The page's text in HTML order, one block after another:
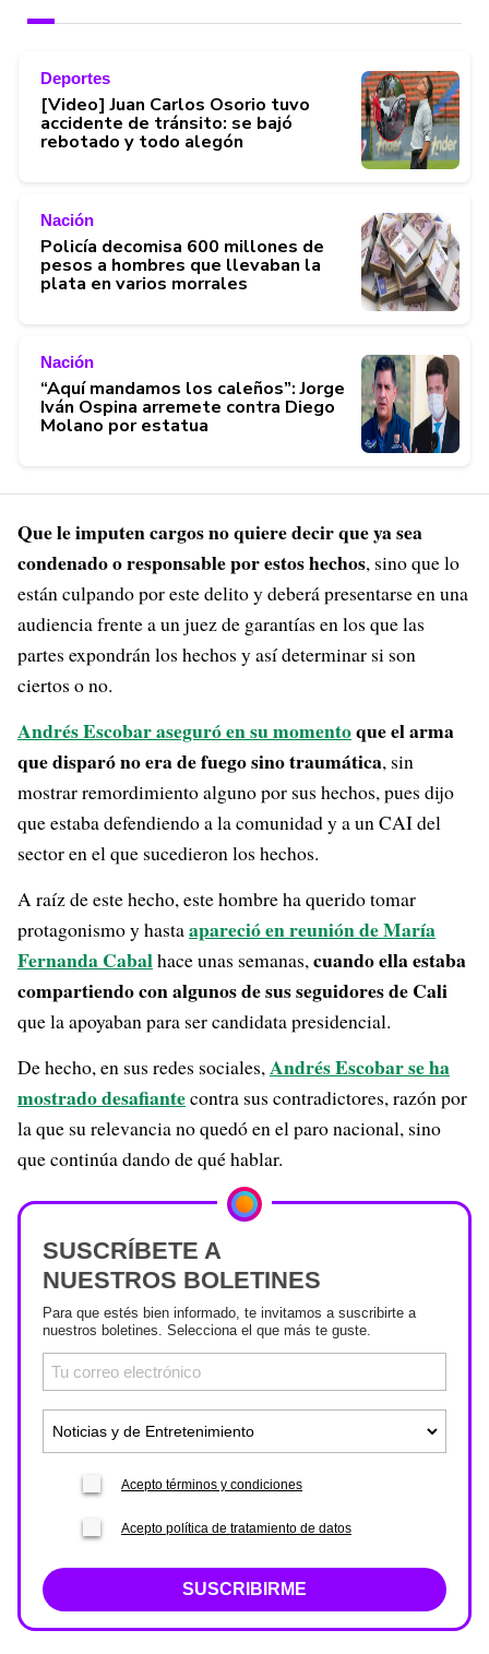
Deportes
[Video] Juan Carlos Osorio tuvo
accidente de tránsito: se bajó
rebotado y todo alegón
Nación
Policía decomisa 600 millones de
pesos a hombres que llevaban la
plata en varios morrales
Nación
“Aquí mandamos los caleños”: Jorge
Iván Ospina arremete contra Diego
Molano por estatua
Que le imputen cargos no quiere decir que ya sea
condenado o responsable por estos hechos, sino que lo
están culpando por este delito y deberá presentarse en una
audiencia frente a un juez de garantías en los que las
partes expondrán los hechos y así determinar si son
ciertos o no.
Andrés Escobar aseguró en su momentoque el arma
que disparó no era de fuego sino traumática, sin
mostrar remordimiento alguno por sus hechos, pues dijo
que estaba defendiendo a la comunidad y a un CAI del
sector en el que sucedieron los hechos.
A raíz de este hecho, este hombre ha querido tomar
protagonismo y hastaapareció en reunión de María
Fernanda Cabalhace unas semanas,cuando ella estaba
compartiendo con algunos de sus seguidores de Cali
que la apoyaban para ser candidata presidencial.
De hecho, en sus redes sociales,Andrés Escobar se ha
mostrado desafiantecontra sus contradictores, razón por
la que su relevancia no quedó en el paro nacional, sino
que continúa dando de qué hablar.
SUSCRÍBETE A
NUESTROS BOLETINES
Para que estés bien informado, te invitamos a suscribirte a
nuestros boletines. Selecciona el que más te guste.
Acepto términos y condiciones
Acepto política de tratamiento de datos
SUSCRIBIRME